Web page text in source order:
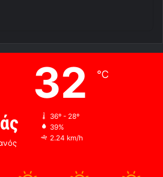
32 ℃
36º - 28º
39%
2.24 km/h